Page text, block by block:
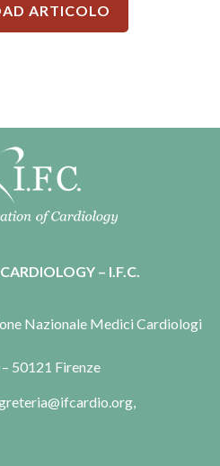
ARTICOLO
– I.F.C.
Nazionale Medici Cardiologi
50121 Firenze